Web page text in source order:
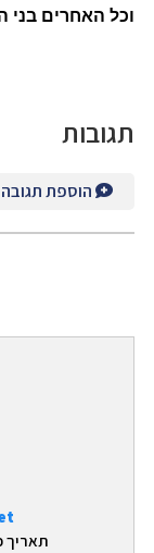
תאריך כניסה
וכל האחרים בני
תגובות
הוספת תגובה